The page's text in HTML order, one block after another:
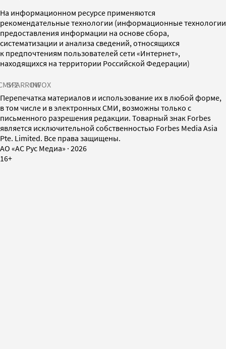
На информационном ресурсе применяются
рекомендательные технологии (информационные технологии
предоставления информации на основе сбора,
систематизации и анализа сведений, относящихся
к предпочтениям пользователей сети «Интернет»,
находящихся на территории Российской Федерации)
SPARROWINFOX
Перепечатка материалов и использование их в любой форме,
в том числе и в электронных СМИ, возможны только с
письменного разрешения редакции. Товарный знак Forbes
является исключительной собственностью Forbes Media Asia
Pte. Limited. Все права защищены.
AO «АС Рус Медиа» · 2026
16+